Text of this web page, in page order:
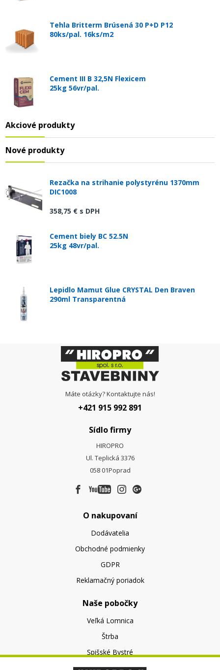
Tehla Britterm Brúsená 30 P+D P12
80ks/pal. 16ks/m2
Cement III B 32,5N Flexicem
25kg 56vr/pal.
Akciové produkty
Nové produkty
Rezačka na strihanie polystyrénu 1370mm
DIC1008
358,75 € s DPH
Cement biely BC 52.5N
25kg 48vr/pal.
Lepidlo Mamut Glue CRYSTAL Den Braven
290ml Transparentná
Máte otázky? Kontaktujte nás!
+421 915 992 891
Sídlo firmy
HIROPRO
Ul. Teplická 3376
058 01Poprad
O nakupovaní
Dodávatelia
Obchodné podmienky
GDPR
Reklamačný poriadok
Naše pobočky
Veľká Lomnica
Štrba
Spišské Bystré